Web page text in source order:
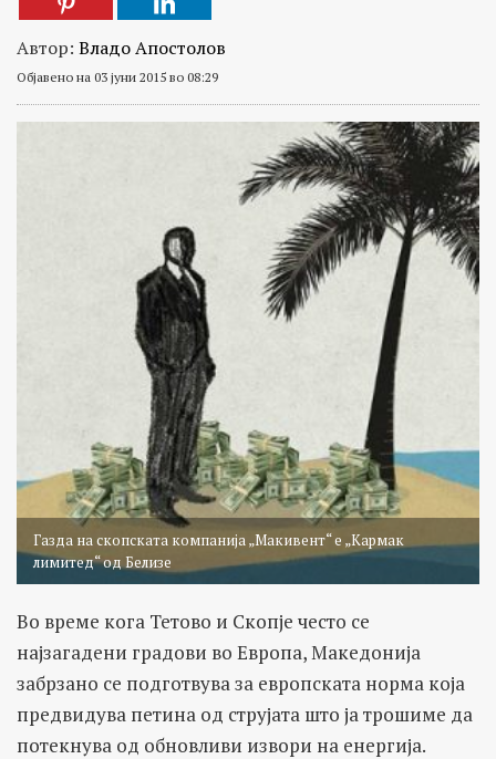
Автор: Владо Апостолов
Објавено на 03 јуни 2015 во 08:29
Газда на скопската компанија „Макивент“ е „Кармак
лимитед“ од Белизе
Во време кога Тетово и Скопје често се
најзагадени градови во Европа, Македонија
забрзано се подготвува за европската норма која
предвидува петина од струјата што ја трошиме да
потекнува од обновливи извори на енергија.